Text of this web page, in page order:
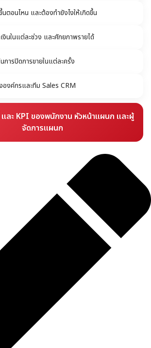
ตอนไหน และต้องทำยังไงให้เกิดขึ้น
งินในแต่ละช่วง และศักยภาพรายได้
การปิดการขายในแต่ละครั้ง
องค์กรและทีม Sales CRM
และ KPI ของพนักงาน หัวหน้าแผนก และผู้
จัดการแผนก